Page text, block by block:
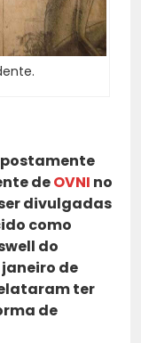
deOVNI no
divulgadas
como
do
de
ter
de